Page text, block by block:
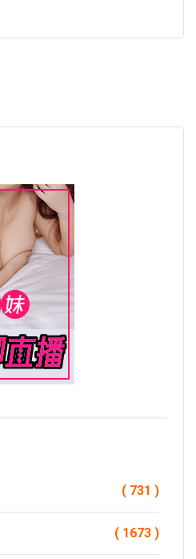
( 731 )
( 1673 )